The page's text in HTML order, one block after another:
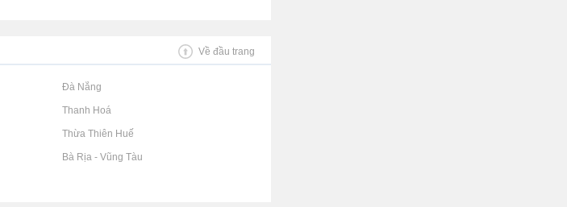
Về đầu trang
Rao vặt tại Đà Nẵng
Rao vặt tại Thanh Hoá
Rao vặt tại Thừa Thiên Huế
Rao vặt tại Bà Rịa - Vũng Tàu